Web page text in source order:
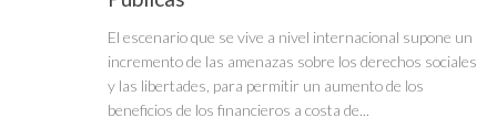
El escenario que se vive a nivel internacional supone un
incremento de las amenazas sobre los derechos sociales
y las libertades, para permitir un aumento de los
beneficios de los financieros a costa de...